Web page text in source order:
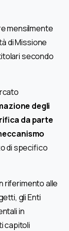
mensilmente
di Missione
secondo
degli
da parte
di specifico
riferimento alle
gli Enti
in
capitoli